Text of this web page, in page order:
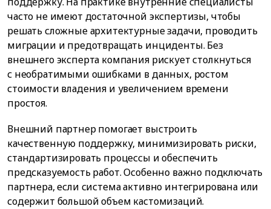
часто не имеют достаточной экспертизы, чтобы
решать сложные архитектурные задачи, проводить
миграции и предотвращать инциденты. Без
внешнего эксперта компания рискует столкнуться
с необратимыми ошибками в данных, ростом
стоимости владения и увеличением времени
простоя.
Внешний партнер помогает выстроить
качественную поддержку, минимизировать риски,
стандартизировать процессы и обеспечить
предсказуемость работ. Особенно важно подключать
партнера, если система активно интегрирована или
содержит большой объем кастомизаций.